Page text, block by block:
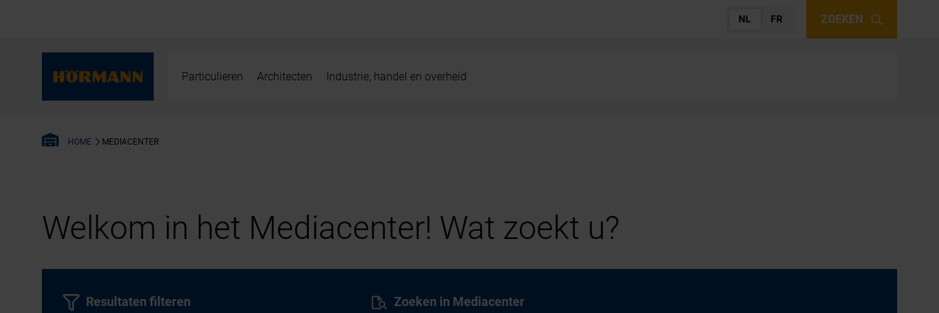
NL FR ZOEKEN
Particulieren Architecten Industrie, handel en overheid
HOME MEDIACENTER
Welkom in het Mediacenter! Wat zoekt u?
Zoeken in Mediacenter
Resultaten filteren